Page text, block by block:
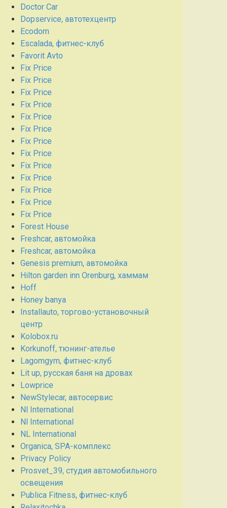
Doctor Car
Dopservice, автотехцентр
Ecodom
Escalada, фитнес-клуб
Favorit Avto
Fix Price
Fix Price
Fix Price
Fix Price
Fix Price
Fix Price
Fix Price
Fix Price
Fix Price
Fix Price
Fix Price
Fix Price
Fix Price
Forest House
Freshcar, автомойка
Freshcar, автомойка
Genesis premium, автомойка
Hilton garden inn Orenburg, хаммам
Hoff
Honey banya
Installauto, торгово-установочный
центр
Kolobox.ru
Korkunoff, тюнинг-ателье
Lagomgym, фитнес-клуб
Lit up, русская баня на дровах
Lowprice
NewStylecar, автосервис
Nl International
Nl International
NL International
Organica, SPA-комплекс
Privacy Policy
Prosvet_39, студия автомобильного
освещения
Publica Fitness, фитнес-клуб